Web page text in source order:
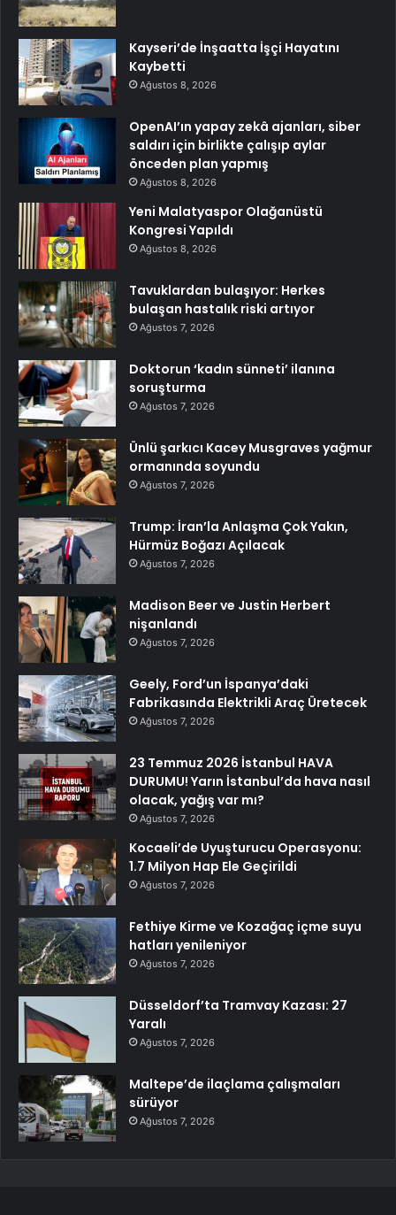
Kayseri’de İnşaatta İşçi Hayatını
Kaybetti
Ağustos 8, 2026
OpenAI’ın yapay zekâ ajanları, siber
saldırı için birlikte çalışıp aylar
önceden plan yapmış
Ağustos 8, 2026
Yeni Malatyaspor Olağanüstü
Kongresi Yapıldı
Ağustos 8, 2026
Tavuklardan bulaşıyor: Herkes
bulaşan hastalık riski artıyor
Ağustos 7, 2026
Doktorun ‘kadın sünneti’ ilanına
soruşturma
Ağustos 7, 2026
Ünlü şarkıcı Kacey Musgraves yağmur
ormanında soyundu
Ağustos 7, 2026
Trump: İran’la Anlaşma Çok Yakın,
Hürmüz Boğazı Açılacak
Ağustos 7, 2026
Madison Beer ve Justin Herbert
nişanlandı
Ağustos 7, 2026
Geely, Ford’un İspanya’daki
Fabrikasında Elektrikli Araç Üretecek
Ağustos 7, 2026
23 Temmuz 2026 İstanbul HAVA
DURUMU! Yarın İstanbul’da hava nasıl
olacak, yağış var mı?
Ağustos 7, 2026
Kocaeli’de Uyuşturucu Operasyonu:
1.7 Milyon Hap Ele Geçirildi
Ağustos 7, 2026
Fethiye Kirme ve Kozağaç içme suyu
hatları yenileniyor
Ağustos 7, 2026
Düsseldorf’ta Tramvay Kazası: 27
Yaralı
Ağustos 7, 2026
Maltepe’de ilaçlama çalışmaları
sürüyor
Ağustos 7, 2026